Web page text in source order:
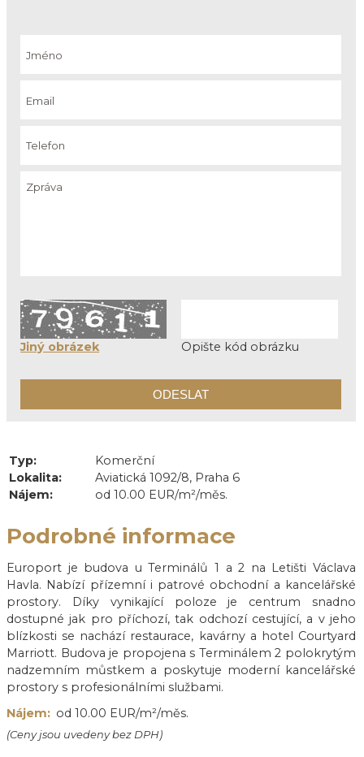
Jiný obrázek Opište kód obrázku
Typ:
Komerční
Lokalita:
Aviatická 1092/8, Praha 6
Nájem:
od 10.00 EUR/m²/měs.
Podrobné informace
Europort je budova u Terminálů 1 a 2 na Letišti Václava
Havla. Nabízí přízemní i patrové obchodní a kancelářské
prostory. Díky vynikající poloze je centrum snadno
dostupné jak pro příchozí, tak odchozí cestující, a v jeho
blízkosti se nachází restaurace, kavárny a hotel Courtyard
Marriott. Budova je propojena s Terminálem 2 polokrytým
nadzemním můstkem a poskytuje moderní kancelářské
prostory s profesionálními službami.
Nájem: od 10.00 EUR/m²/měs.
(Ceny jsou uvedeny bez DPH)